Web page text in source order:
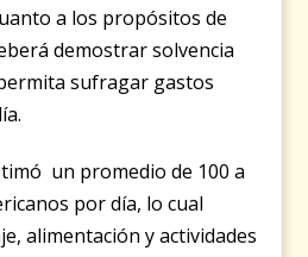
a los propósitos de
demostrar solvencia
sufragar gastos
un promedio de 100 a
por día, lo cual
alimentación y actividades